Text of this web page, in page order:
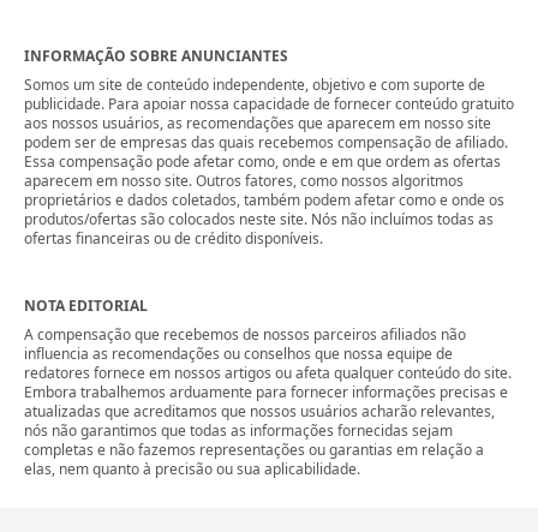
INFORMAÇÃO SOBRE ANUNCIANTES
Somos um site de conteúdo independente, objetivo e com suporte de
publicidade. Para apoiar nossa capacidade de fornecer conteúdo gratuito
aos nossos usuários, as recomendações que aparecem em nosso site
podem ser de empresas das quais recebemos compensação de afiliado.
Essa compensação pode afetar como, onde e em que ordem as ofertas
aparecem em nosso site. Outros fatores, como nossos algoritmos
proprietários e dados coletados, também podem afetar como e onde os
produtos/ofertas são colocados neste site. Nós não incluímos todas as
ofertas financeiras ou de crédito disponíveis.
NOTA EDITORIAL
A compensação que recebemos de nossos parceiros afiliados não
influencia as recomendações ou conselhos que nossa equipe de
redatores fornece em nossos artigos ou afeta qualquer conteúdo do site.
Embora trabalhemos arduamente para fornecer informações precisas e
atualizadas que acreditamos que nossos usuários acharão relevantes,
nós não garantimos que todas as informações fornecidas sejam
completas e não fazemos representações ou garantias em relação a
elas, nem quanto à precisão ou sua aplicabilidade.